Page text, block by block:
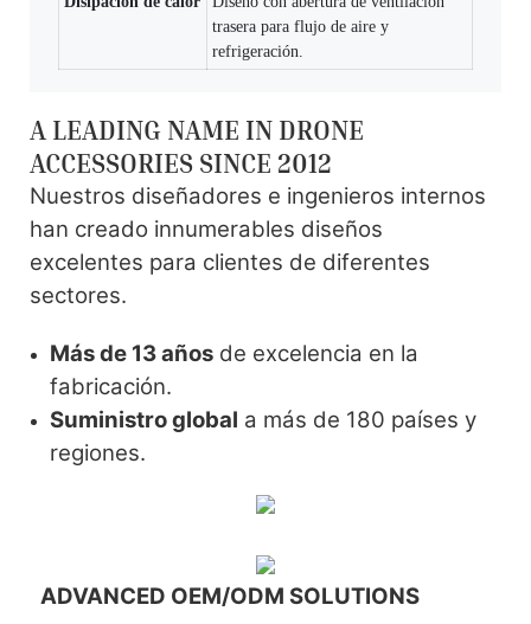
trasera para flujo de aire y
refrigeración.
A LEADING NAME IN DRONE
ACCESSORIES SINCE 2012
Nuestros diseñadores e ingenieros internos
han creado innumerables diseños
excelentes para clientes de diferentes
sectores.
Más de 13 añosde excelencia en la
fabricación.
Suministro global a más de 180 países y
regiones.
ADVANCED OEM/ODM SOLUTIONS